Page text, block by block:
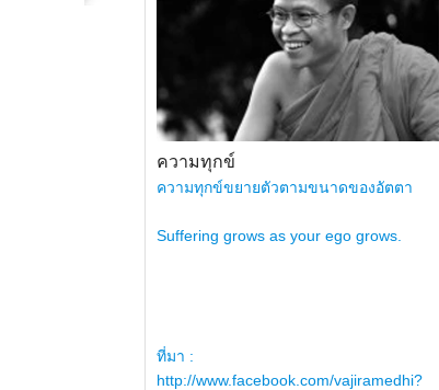
ความทุกข์
ความทุกข์ขยายตัวตามขนาดของอัตตา
Suffering grows as your ego grows.
ที่มา :
http://www.facebook.com/vajiramedhi?